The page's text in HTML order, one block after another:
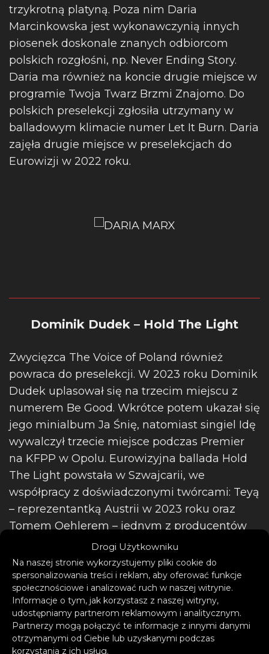
Drogi Użytkowniku
Na naszej stronie wykorzystujemy pliki cookie do
spersonalizowania treści i reklam, aby oferować funkcje
społecznościowe i analizować ruch w naszej witrynie.
Informacje o tym, jak korzystasz z naszej witryny,
udostępniamy partnerom reklamowym i analitycznym.
Partnerzy mogą połączyć te informacje z innymi danymi
otrzymanymi od Ciebie lub uzyskanymi podczas
korzystania z ich usług.
trzykrotną platyną. Poza nim Daria
Marcinkowska jest wykonawczynią innych
piosenek doskonale znanych odbiorcom
polskich rozgłośni, np. Never Ending Story.
Daria ma również na koncie drugie miejsce w
programie Twoja Twarz Brzmi Znajomo. Do
polskich preselekcji zgłosiła utrzymany w
balladowym klimacie numer Let It Burn. Daria
zajęła drugie miejsce w preselekcjach do
Eurowizji w 2022 roku.
Dominik Dudek – Hold The Light
Zwycięzca The Voice of Poland również
powraca do preselekcji. W 2023 roku Dominik
Dudek uplasował się na trzecim miejscu z
numerem Be Good. Wkrótce potem ukazał się
jego minialbum Ja Śnię, natomiast singiel Idę
wywalczył trzecie miejsce podczas Premier
na KFPP w Opolu. Eurowizyjna ballada Hold
The Light powstała w Szwajcarii, we
współpracy z doświadczonymi twórcami: Teyą
– reprezentantką Austrii w 2023 roku oraz
Tomem Oehlerem – jednym z producentów
zwycięskiego The Code. Jak mówi 31-letni
Dominik: Piosenka może wydawać się
smutna, ale ma tak naprawdę pozytywny
wydźwięk, ponieważ to światło, którego
szukałem tyle lat, towarzyszy mi obecnie w
codziennym życiu. Dla mnie tym światłem
była osoba, ale każdy musi znaleźć własne